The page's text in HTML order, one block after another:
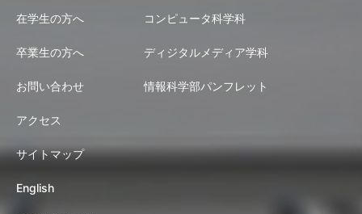
在学生の方へ
卒業生の方へ
お問い合わせ
アクセス
サイトマップ
English
コンピュータ科学科
ディジタルメディア学科
情報科学部パンフレット